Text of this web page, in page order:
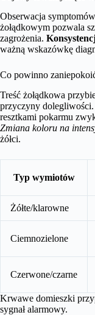
Obserwacja
żołądkowym pozwala
zagrożenia.
ważną wskazówkę
Co powinno
Treść żołądkowa
przyczyny dolegliwości.
resztkami pokarmu
Zmiana koloru na
żółci.
Typ wymiotów
Żółte/klarowne
Ciemnozielone
Czerwone/czarne
Krwawe domieszki
sygnał alarmowy.